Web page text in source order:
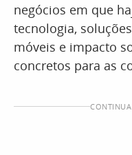
negócios em que
tecnologia,
móveis e impacto
concretos para as